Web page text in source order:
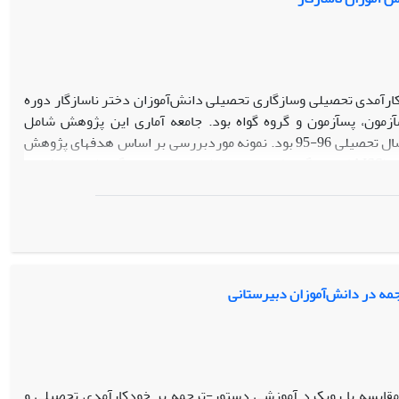
تحصیلی وسازگاری تحصیلی دانش‌آموزان دختر ناسازگار دوره
پس­آزمون و گروه گواه بود. جامعه آماری این پژوهش شامل
دانش‌آموزان دختر ناسازگار در مدارس دوره متوسطه دوره دوم ناحیه 2 شهر کرمان در سال تحصیلی 96-95 بود. نمونه موردبررسی بر اساس هدف­های پژوهش
از تحلیل کوواریانس تجزیه‌وتحلیل شد. نتایج نشان داد
آموزش راهبردهای خودتنظیمی بر خودکارآمدی تحصیلی و سازگاری تحصیلی دانش‌آموزان ناسازگار دوره متوسطه در سطح 01/0P< تأثیر معناداری دارد. آموزش
در دانش‌آموزان دبیرستانی